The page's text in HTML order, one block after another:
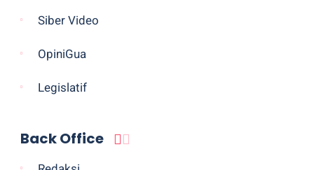
Siber Video
OpiniGua
Legislatif
Back Office